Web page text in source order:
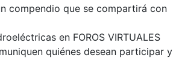
compendio que se compartirá con
en FOROS VIRTUALES
quiénes desean participar y